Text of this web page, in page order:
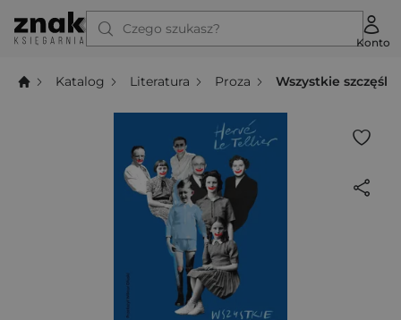
Czego szukasz?
Konto
Katalog Literatura Proza Wszystkie